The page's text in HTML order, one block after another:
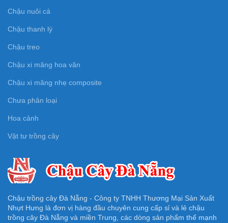
Chậu nuôi cá
Chậu thanh lý
Chậu treo
Chậu xi măng hoa văn
Chậu xi măng nhẹ composite
Chưa phân loại
Hoa cảnh
Vật tư trồng cây
Chậu trồng cây Đà Nẵng - Công ty TNHH Thương Mại Sản Xuất
Nhựt Hưng là đơn vị hàng đầu chuyên cung cấp sỉ và lẻ chậu
trồng cây Đà Nẵng và miền Trung, các dòng sản phẩm thế mạnh